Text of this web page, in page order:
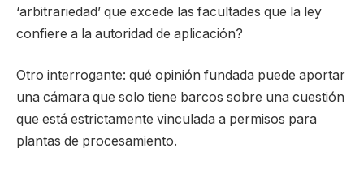
‘arbitrariedad’ que excede las facultades que la ley
confiere a la autoridad de aplicación?
Otro interrogante: qué opinión fundada puede aportar
una cámara que solo tiene barcos sobre una cuestión
que está estrictamente vinculada a permisos para
plantas de procesamiento.